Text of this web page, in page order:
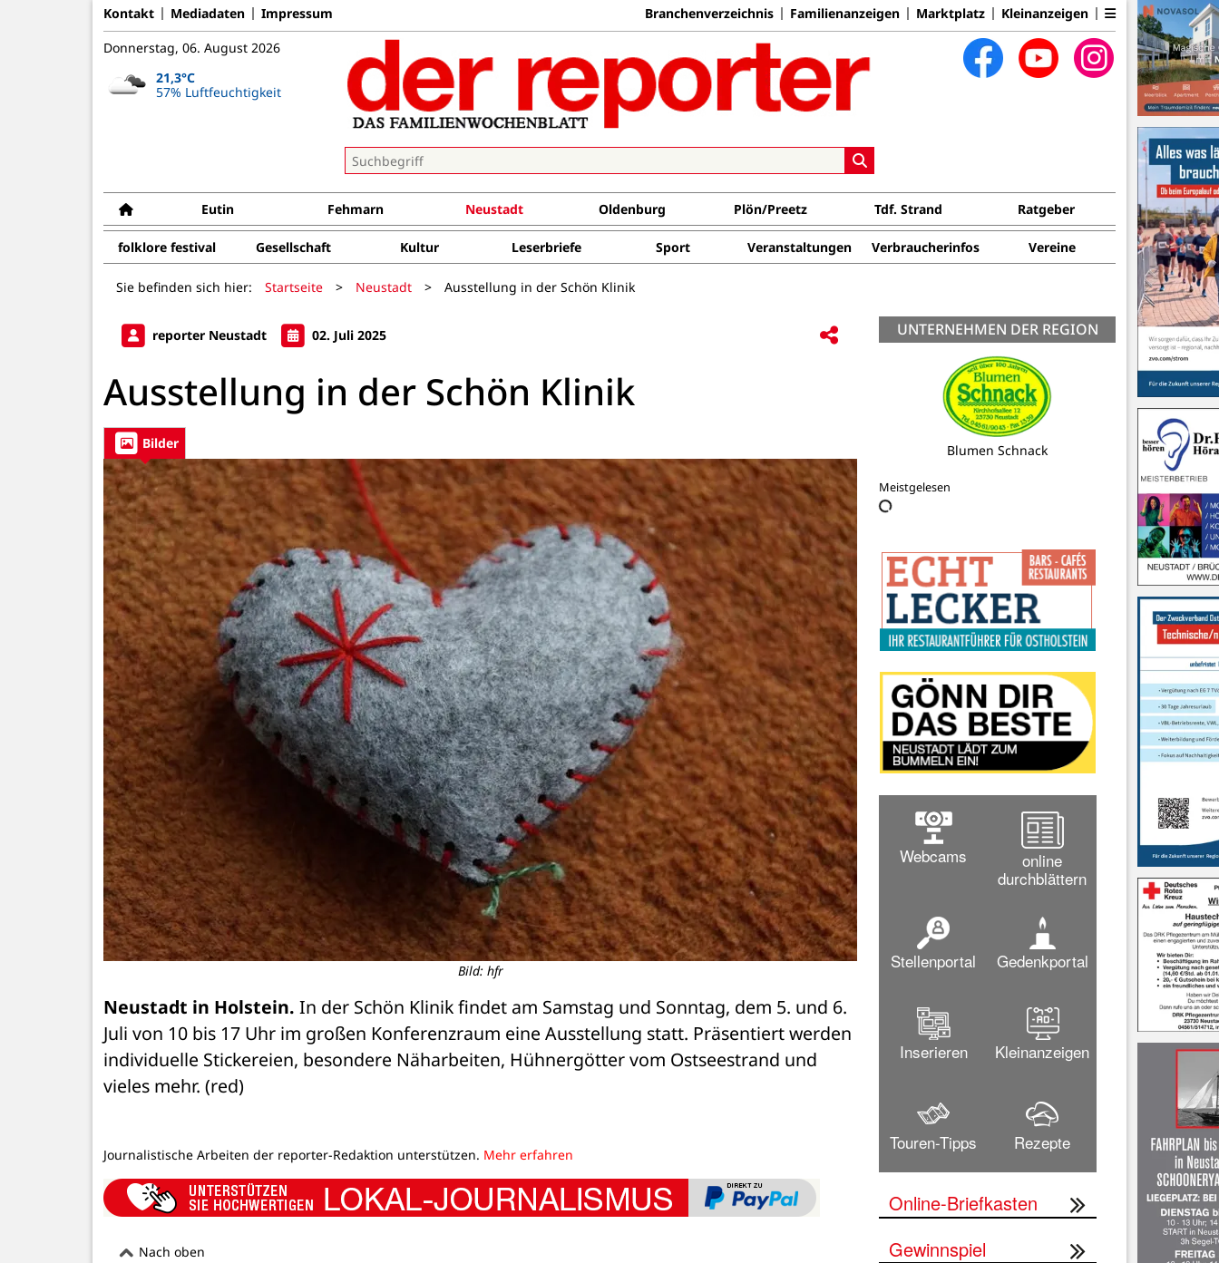
Kontakt Mediadaten Impressum Branchenverzeichnis Familienanzeigen Marktplatz Kleinanzeigen
Donnerstag, 06. August 2026
21,3°C
57% Luftfeuchtigkeit
Eutin Fehmarn Neustadt Oldenburg Plön/Preetz Tdf. Strand Ratgeber
folklore festival Gesellschaft Kultur Leserbriefe Sport Veranstaltungen Verbraucherinfos Vereine
Sie befinden sich hier: Startseite > Neustadt > Ausstellung in der Schön Klinik
reporter Neustadt 02. Juli 2025
Ausstellung in der Schön Klinik
Bilder
Bild: hfr
Neustadt in Holstein. In der Schön Klinik findet am Samstag und Sonntag, dem 5. und 6.
Juli von 10 bis 17 Uhr im großen Konferenzraum eine Ausstellung statt. Präsentiert werden
individuelle Stickereien, besondere Näharbeiten, Hühnergötter vom Ostseestrand und
vieles mehr. (red)
Journalistische Arbeiten der reporter-Redaktion unterstützen. Mehr erfahren
Nach oben
UNTERNEHMEN DER REGION
NLC Neustädter Leichtathletik Club
Meistgelesen
Webcams
online
durchblättern
Stellenportal Gedenkportal
Inserieren Kleinanzeigen
Touren-Tipps Rezepte
Online-Briefkasten
Gewinnspiel